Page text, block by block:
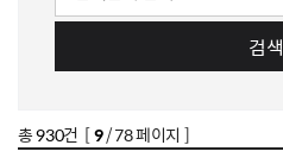
검색
총930건 [9/ 78 페이지 ]